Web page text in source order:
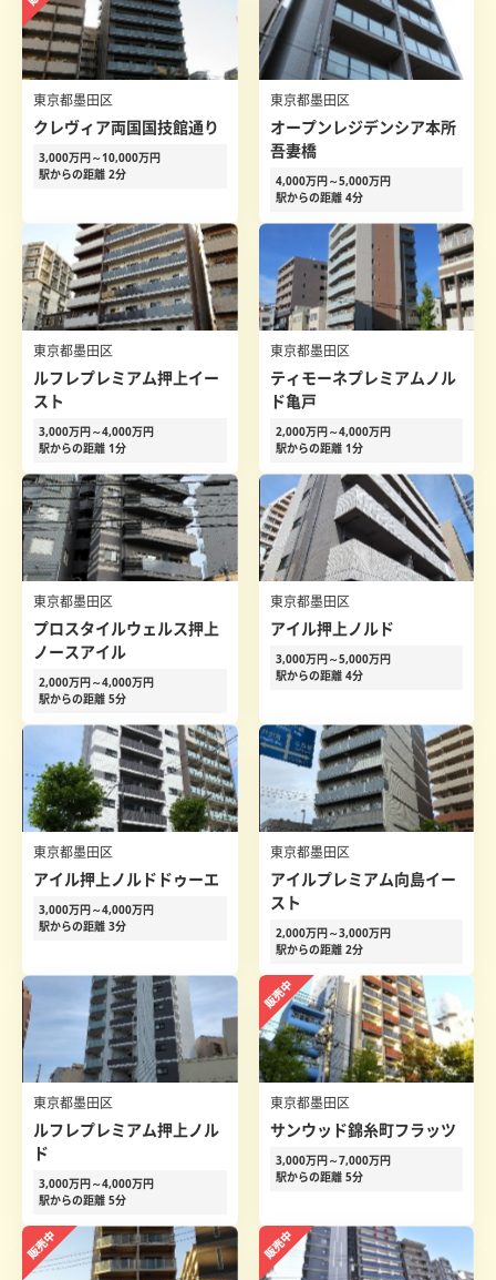
東京都墨田区
クレヴィア両国国技館通り
3,000万円～10,000万円
駅からの距離 2分
東京都墨田区
オープンレジデンシア本所
吾妻橋
4,000万円～5,000万円
駅からの距離 4分
東京都墨田区
ルフレプレミアム押上イー
スト
3,000万円～4,000万円
駅からの距離 1分
東京都墨田区
ティモーネプレミアムノル
ド亀戸
2,000万円～4,000万円
駅からの距離 1分
東京都墨田区
プロスタイルウェルス押上
ノースアイル
2,000万円～4,000万円
駅からの距離 5分
東京都墨田区
アイル押上ノルド
3,000万円～5,000万円
駅からの距離 4分
東京都墨田区
アイル押上ノルドドゥーエ
3,000万円～4,000万円
駅からの距離 3分
東京都墨田区
アイルプレミアム向島イー
スト
2,000万円～3,000万円
駅からの距離 2分
東京都墨田区
ルフレプレミアム押上ノル
ド
3,000万円～4,000万円
駅からの距離 5分
東京都墨田区
サンウッド錦糸町フラッツ
3,000万円～7,000万円
駅からの距離 5分